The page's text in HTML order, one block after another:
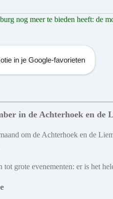
nog meer te bieden heeft: de
in je Google-favorieten
in de Achterhoek en de
om de Achterhoek en de
grote evenementen: er is het